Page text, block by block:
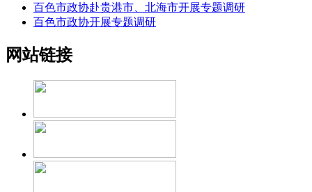
百色市政协赴贵港市、北海市开展专题调研
百色市政协开展专题调研
网站链接